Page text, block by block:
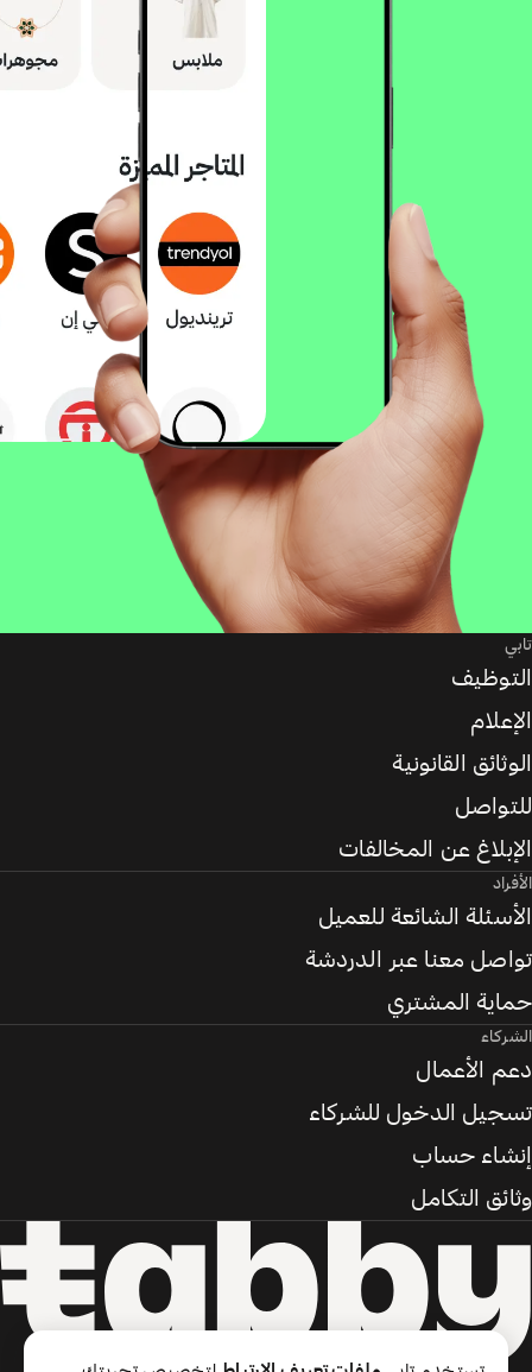
تابي
التوظيف
الإعلام
الوثائق القانونية
للتواصل
الإبلاغ عن المخالفات
الأفراد
الأسئلة الشائعة للعميل
تواصل معنا عبر الدردشة
حماية المشتري
الشركاء
دعم الأعمال
تسجيل الدخول للشركاء
إنشاء حساب
وثائق التكامل